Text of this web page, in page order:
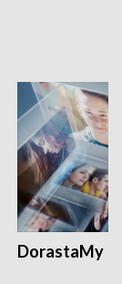
DorastaMy